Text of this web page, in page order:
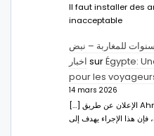
Il faut installer des
inacceptable
للمغاربة – نبض
اخبار surÉgypte:
pour les
14 mars 2026
[…] الإعلان عن طريق Ahmed Abdel-Latifسفير مصر بالرباط.